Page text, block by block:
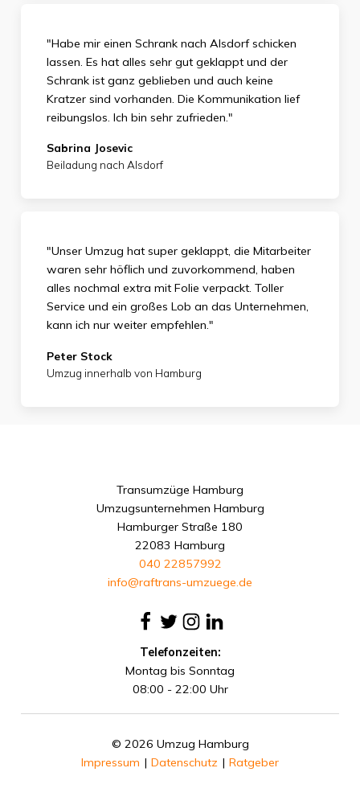
"Habe mir einen Schrank nach Alsdorf schicken
lassen. Es hat alles sehr gut geklappt und der
Schrank ist ganz geblieben und auch keine
Kratzer sind vorhanden. Die Kommunikation lief
reibungslos. Ich bin sehr zufrieden."
Sabrina Josevic
Beiladung nach Alsdorf
"Unser Umzug hat super geklappt, die Mitarbeiter
waren sehr höflich und zuvorkommend, haben
alles nochmal extra mit Folie verpackt. Toller
Service und ein großes Lob an das Unternehmen,
kann ich nur weiter empfehlen."
Peter Stock
Umzug innerhalb von Hamburg
Transumzüge Hamburg
Umzugsunternehmen Hamburg
Hamburger Straße 180
22083 Hamburg
040 22857992
info@raftrans-umzuege.de
Telefonzeiten:
Montag bis Sonntag
08:00 - 22:00 Uhr
© 2026 Umzug Hamburg
Impressum | Datenschutz | Ratgeber